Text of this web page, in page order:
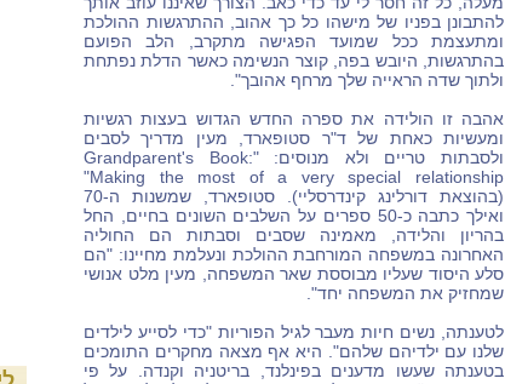
להתבונן בפניו של מישהו כל כך אהוב, ההתרגשות ההולכת
ומתעצמת ככל שמועד הפגישה מתקרב, הלב הפועם
בהתרגשות, היובש בפה, קוצר הנשימה כאשר הדלת נפתחת
ולתוך שדה הראייה שלך מרחף אהובך".
אהבה זו הולידה את ספרה החדש הגדוש בעצות רגשיות
ומעשיות כאחת של ד"ר סטופארד, מעין מדריך לסבים
ולסבתות טריים ולא מנוסים: "Grandparent's Book:
Making the most of a very special relationship"
(בהוצאת דורלינג קינדרסליי). סטופארד, שמשנות ה-70
ואילך כתבה כ-50 ספרים על השלבים השונים בחיים, החל
בהריון והלידה, מאמינה שסבים וסבתות הם החוליה
האחרונה במשפחה המורחבת ההולכת ונעלמת מחיינו: "הם
סלע היסוד שעליו מבוססת שאר המשפחה, מעין מלט אנושי
שמחזיק את המשפחה יחד".
לטענתה, נשים חיות מעבר לגיל הפוריות "כדי לסייע לילדים
שלנו עם ילדיהם שלהם". היא אף מצאה מחקרים התומכים
בטענתה שעשו מדענים בפינלנד, בריטניה וקנדה. על פי